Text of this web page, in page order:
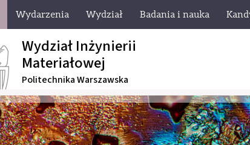
Wydarzenia Wydział Badania i nauka
Wydział Inżynierii
Materiałowej
Politechnika Warszawska